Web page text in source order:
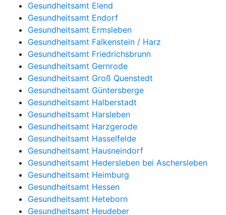
Gesundheitsamt Elend
Gesundheitsamt Endorf
Gesundheitsamt Ermsleben
Gesundheitsamt Falkenstein / Harz
Gesundheitsamt Friedrichsbrunn
Gesundheitsamt Gernrode
Gesundheitsamt Groß Quenstedt
Gesundheitsamt Güntersberge
Gesundheitsamt Halberstadt
Gesundheitsamt Harsleben
Gesundheitsamt Harzgerode
Gesundheitsamt Hasselfelde
Gesundheitsamt Hausneindorf
Gesundheitsamt Hedersleben bei Aschersleben
Gesundheitsamt Heimburg
Gesundheitsamt Hessen
Gesundheitsamt Heteborn
Gesundheitsamt Heudeber